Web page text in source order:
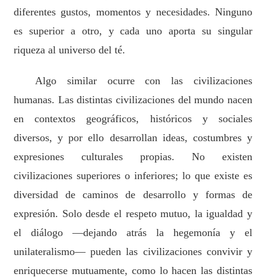
diferentes gustos, momentos y necesidades. Ninguno
es superior a otro, y cada uno aporta su singular
riqueza al universo del té.
Algo similar ocurre con las civilizaciones
humanas. Las distintas civilizaciones del mundo nacen
en contextos geográficos, históricos y sociales
diversos, y por ello desarrollan ideas, costumbres y
expresiones culturales propias. No existen
civilizaciones superiores o inferiores; lo que existe es
diversidad de caminos de desarrollo y formas de
expresión. Solo desde el respeto mutuo, la igualdad y
el diálogo —dejando atrás la hegemonía y el
unilateralismo— pueden las civilizaciones convivir y
enriquecerse mutuamente, como lo hacen las distintas